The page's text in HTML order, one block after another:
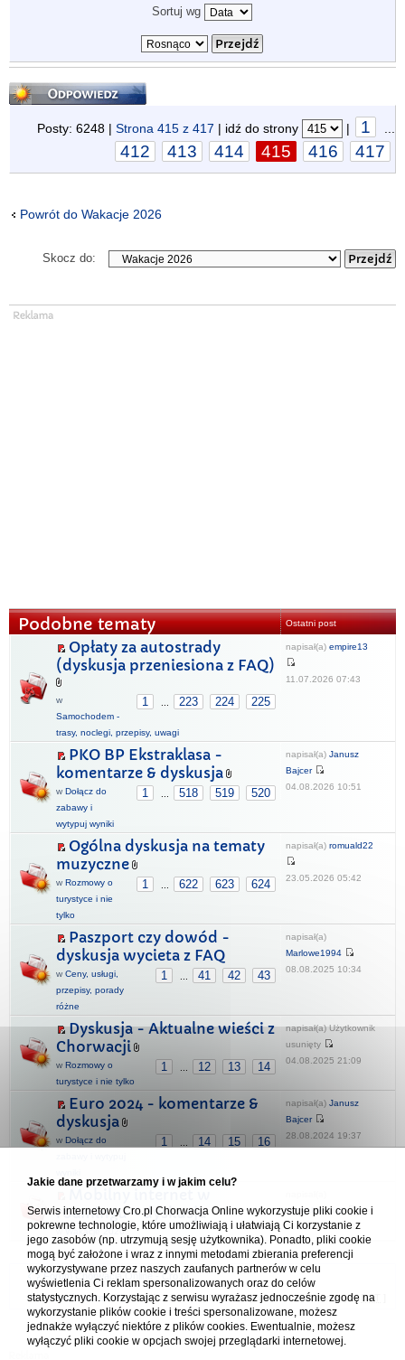
Sortuj wg
Odpowiedz
Posty: 6248 | Strona 415 z 417 | idź do strony | 1
412 413 414 415 416 417
Powrót do Wakacje 2026
Skocz do:
Podobne tematy Ostatni post
Opłaty za autostrady
(dyskusja przeniesiona z FAQ)
1 223 224 225
w
Samochodem -
trasy, noclegi, przepisy, uwagi
napisał(a) empire13
11.07.2026 07:43
PKO BP Ekstraklasa -
komentarze & dyskusja
1 518 519 520
w Dołącz do
zabawy i
wytypuj wyniki
napisał(a) Janusz
Bajcer
04.08.2026 10:51
Ogólna dyskusja na tematy
muzyczne
1 622 623 624
w Rozmowy o
turystyce i nie
tylko
napisał(a) romuald22
23.05.2026 05:42
Paszport czy dowód -
dyskusja wycieta z FAQ
1 41 42 43
w Ceny, usługi,
przepisy, porady
różne
napisał(a)
Marlowe1994
08.08.2025 10:34
Dyskusja - Aktualne wieści z
Chorwacji
1 12 13 14
w Rozmowy o
turystyce i nie tylko
napisał(a) Użytkownik
usunięty
04.08.2025 21:09
Euro 2024 - komentarze &
dyskusja
1 14 15 16
w Dołącz do
napisał(a) Janusz
Bajcer
28.08.2024 19:37
roamingu - dyskusja
wWakacje 2026
marekkowalak
26.05.2026 18:44
Forum Chorwacja Online - Cro.pl
Usuń ciasteczka• Strefa czasowa: UTC + 1 (Polska - czas zimowy) [ DST
Jakie dane przetwarzamy i w jakim celu?
Serwis internetowy Cro.pl Chorwacja Online wykorzystuje pliki cookie i
pokrewne technologie, które umożliwiają i ułatwiają Ci korzystanie z
jego zasobów (np. utrzymują sesję użytkownika). Ponadto, pliki cookie
mogą być założone i wraz z innymi metodami zbierania preferencji
wykorzystywane przez naszych zaufanych partnerów w celu
wyświetlenia Ci reklam spersonalizowanych oraz do celów
statystycznych. Korzystając z serwisu wyrażasz jednocześnie zgodę na
wykorzystanie plików cookie i treści spersonalizowane, możesz
jednakże wyłączyć niektóre z plików cookies. Ewentualnie, możesz
wyłączyć pliki cookie w opcjach swojej przeglądarki internetowej.